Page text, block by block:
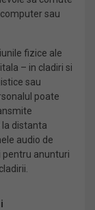
sau
fizice ale
– in cladiri si
sau
poate
distanta
audio de
pentru anunturi